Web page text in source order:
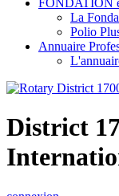
La
Polio
Annuaire
District